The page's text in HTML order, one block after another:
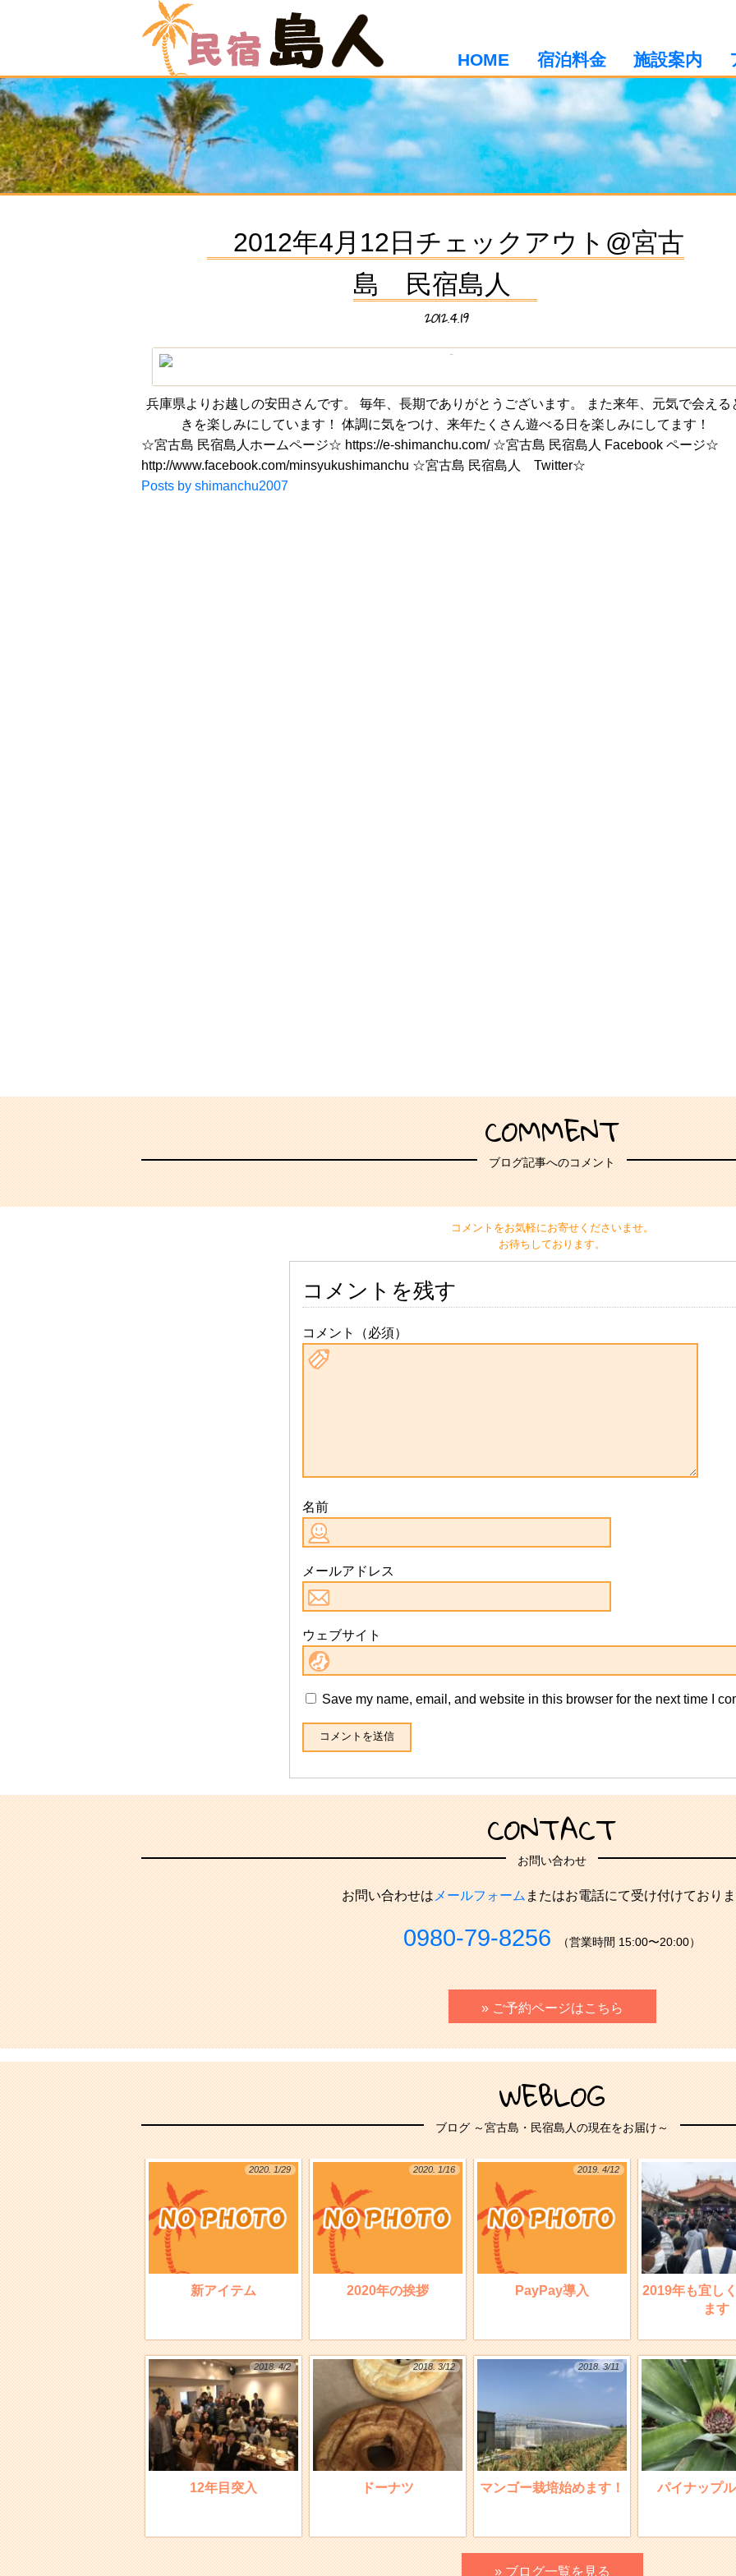
HOME 宿泊料金 施設案内
2012年4月12日チェックアウト@宮古
島 民宿島人
2012.4.19
兵庫県よりお越しの安田さんです。 毎年、長期でありがとうございます。 また来年、元気で会える
きを楽しみにしています！ 体調に気をつけ、来年たくさん遊べる日を楽しみにしてます！
☆宮古島 民宿島人ホームページ☆ https://e-shimanchu.com/ ☆宮古島 民宿島人 Facebook ページ☆
http://www.facebook.com/minsyukushimanchu ☆宮古島 民宿島人 Twitter☆
Posts by shimanchu2007
COMMENT
ブログ記事へのコメント
コメントをお気軽にお寄せくださいませ。
お待ちしております。
コメントを残す
コメント（必須）
名前
メールアドレス
ウェブサイト
Save my name, email, and website in this browser for the next time I
CONTACT
お問い合わせ
お問い合わせはメールフォームまたはお電話にて受け付けており
0980-79-8256 （営業時間 15:00〜20:00）
» ご予約ページはこちら
WEBLOG
ブログ ～宮古島・民宿島人の現在をお届け～
2020. 1/29
新アイテム
2020. 1/16
2020年の挨拶
2019. 4/12
PayPay導入
2019年も宜し
ます
2018. 4/2
12年目突入
2018. 3/12
ドーナツ
2018. 3/11
マンゴー栽培始めます！ パイナップ
» ブログ一覧を見る